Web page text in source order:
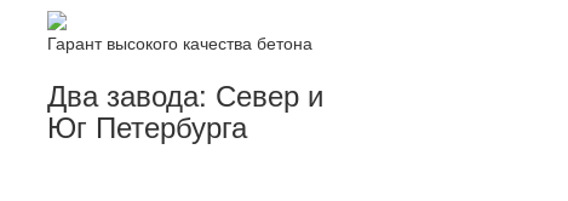
Гарант высокого качества бетона
Два завода: Север и
Юг Петербурга